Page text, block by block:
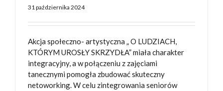
31 października 2024
Akcja społeczno- artystyczna „ O LUDZIACH,
KTÓRYM UROSŁY SKRZYDŁA” miała charakter
integracyjny, a w połączeniu z zajęciami
tanecznymi pomogła zbudować skuteczny
netoworking. W celu zintegrowania seniorów